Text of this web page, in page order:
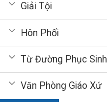
Giải Tội
Hôn Phối
Từ Đường Phục Sinh
Văn Phòng Giáo Xứ